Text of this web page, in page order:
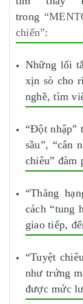
trong
chiến”:
Những lối
xịn sò cho
nghề, tìm
“Đột nhập”
sầu”, “cân
chiêu” đàm
“Thăng
cách “tung
giao tiếp,
“Tuyệt
như trứng
được mức